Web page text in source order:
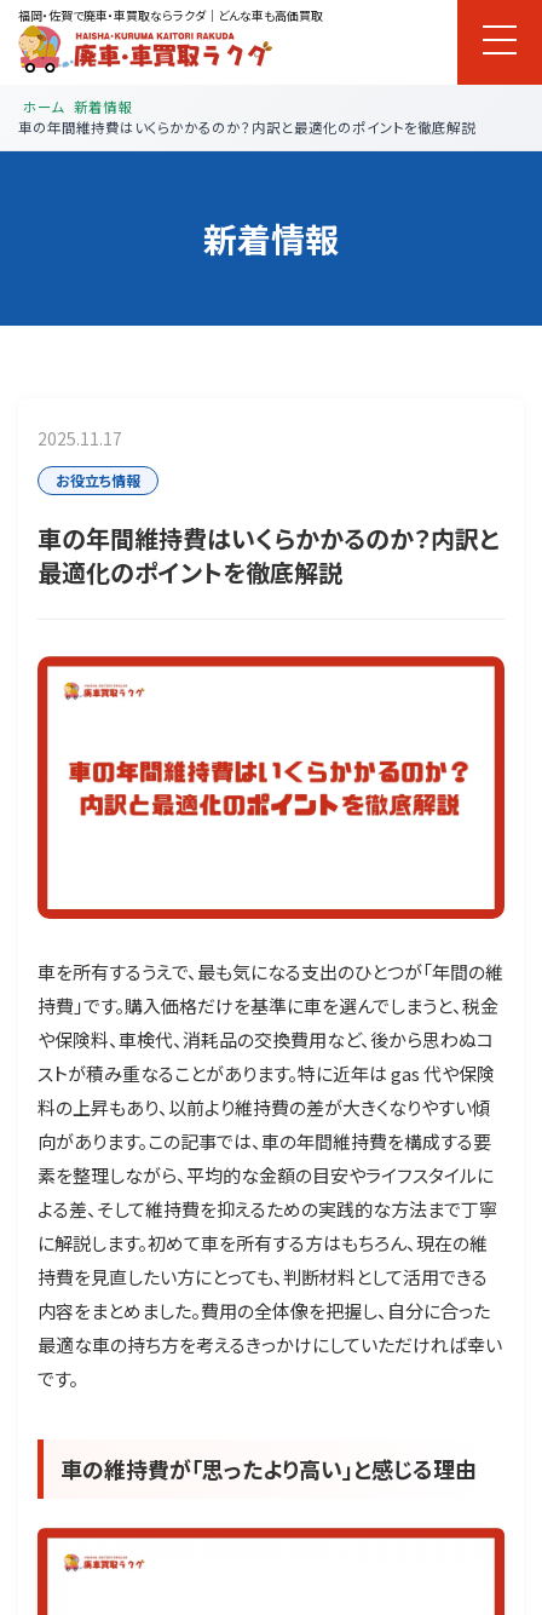
福岡・佐賀で廃車・車買取ならラクダ｜どんな車も高価買取
ホーム 新着情報
車の年間維持費はいくらかかるのか？内訳と最適化のポイントを徹底解説
新着情報
2025.11.17
お役立ち情報
車の年間維持費はいくらかかるのか？内訳と
最適化のポイントを徹底解説
車を所有するうえで、最も気になる支出のひとつが「年間の維
持費」です。購入価格だけを基準に車を選んでしまうと、税金
や保険料、車検代、消耗品の交換費用など、後から思わぬコ
ストが積み重なることがあります。特に近年は gas 代や保険
料の上昇もあり、以前より維持費の差が大きくなりやすい傾
向があります。この記事では、車の年間維持費を構成する要
素を整理しながら、平均的な金額の目安やライフスタイルに
よる差、そして維持費を抑えるための実践的な方法まで丁寧
に解説します。初めて車を所有する方はもちろん、現在の維
持費を見直したい方にとっても、判断材料として活用できる
内容をまとめました。費用の全体像を把握し、自分に合った
最適な車の持ち方を考えるきっかけにしていただければ幸い
です。
車の維持費が「思ったより高い」と感じる理由